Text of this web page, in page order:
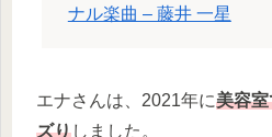
ナル楽曲 – 藤井 一星
エナさんは、2021年に美容
ズりしました。